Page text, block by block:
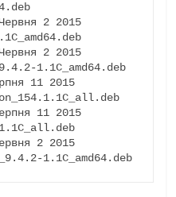
2 2015
2 2015
1.1C_amd64.deb
11 2015
11 2015
2 2015
1.1C_amd64.deb